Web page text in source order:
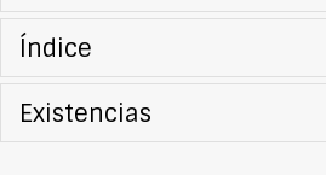
Índice
Existencias